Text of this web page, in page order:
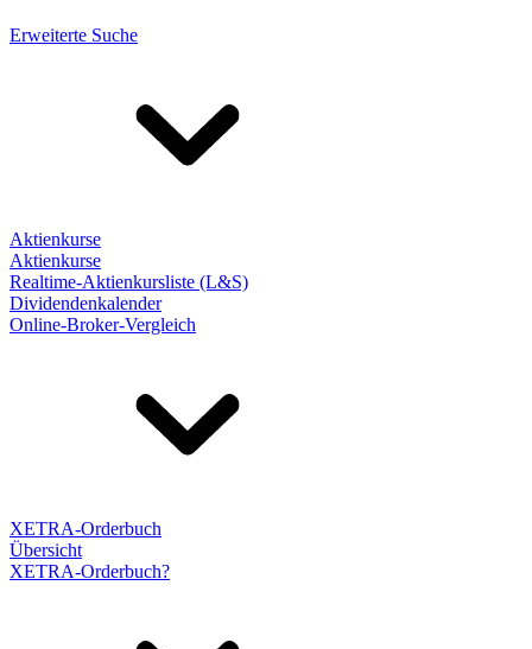
Erweiterte Suche
Aktienkurse
Aktienkurse
Realtime-Aktienkursliste (L&S)
Dividendenkalender
Online-Broker-Vergleich
XETRA-Orderbuch
Übersicht
XETRA-Orderbuch?